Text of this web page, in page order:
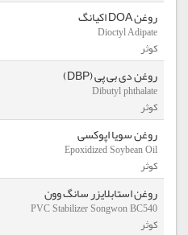
روغن DOA اکیانگ
Dioctyl Adipate
کوثر
روغن دی بی پی (DBP)
Dibutyl phthalate
کوثر
روغن سویا اپوکسی
Epoxidized Soybean Oil
کوثر
روغن استابلایزر سانگ وون
PVC Stabilizer Songwon BC540
کوثر